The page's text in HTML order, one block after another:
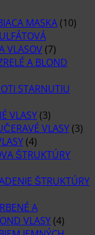
MASKA (10)
VLASOV (7)
A BLOND
STARNUTIU
VLASY (3)
VLASY (3)
(4)
ŠTRUKTÚRY
ŠTRUKTÚRY
A
VLASY (4)